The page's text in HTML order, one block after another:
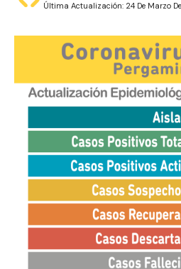
Última Actualización: 24 De Marzo